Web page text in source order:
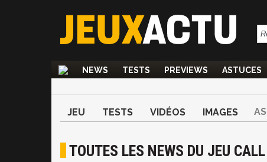
NEWS TESTS PREVIEWS ASTUCES
JEU TESTS VIDÉOS IMAGES
TOUTES LES NEWS DU JEU